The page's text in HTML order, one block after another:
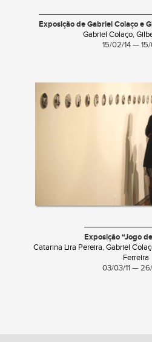
Exposição de Gabriel Colaço e
Gabriel Colaço,
15/02/14 — 15/
Exposição “Jogo
Catarina Lira Pereira, Gabriel
Ferreira
03/03/11 — 26/